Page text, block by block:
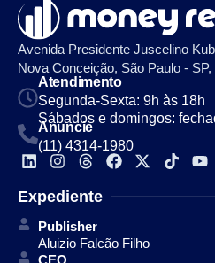
Avenida Presidente Juscelino
Nova Conceição, São Paulo -
Atendimento
Segunda-Sexta: 9h às 18h
Sábados e domingos:
Anuncie
(11) 4314-1980
Expediente
Publisher
Aluizio Falcão Filho
CEO